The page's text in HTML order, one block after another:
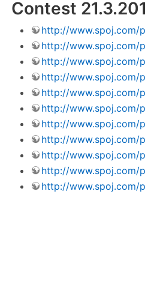
Contest
http://www.spoj.com/
http://www.spoj.com/
http://www.spoj.com/
http://www.spoj.com/
http://www.spoj.com/
http://www.spoj.com/
http://www.spoj.com/
http://www.spoj.com/
http://www.spoj.com/
http://www.spoj.com/
http://www.spoj.com/